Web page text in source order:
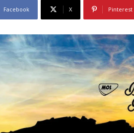
Facebook X Pinterest